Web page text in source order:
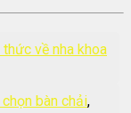
thức về nha khoa
bàn chải,